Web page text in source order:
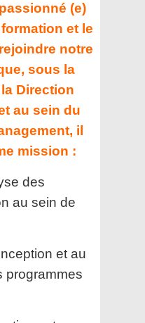
(e)
et le
notre
sous la
Direction
au sein du
il
mission :
des
au sein de
et au
programmes